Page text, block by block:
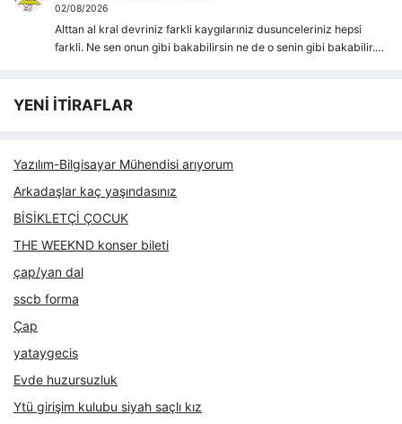
02/08/2026
Alttan al kral devriniz farkli kaygılarıniz dusunceleriniz hepsi
farkli. Ne sen onun gibi bakabilirsin ne de o senin gibi bakabilir.…
YENİ İTİRAFLAR
Yazılım-Bilgisayar Mühendisi arıyorum
Arkadaşlar kaç yaşındasınız
BİSİKLETÇİ ÇOCUK
THE WEEKND konser bileti
çap/yan dal
sscb forma
Çap
yataygecis
Evde huzursuzluk
Ytü girişim kulubu siyah saçlı kız